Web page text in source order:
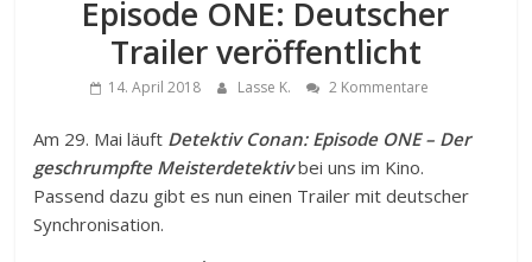
Episode ONE: Deutscher
Trailer veröffentlicht
14. April 2018 Lasse K. 2 Kommentare
Am 29. Mai läuft Detektiv Conan: Episode ONE – Der
geschrumpfte Meisterdetektivbei uns im Kino.
Passend dazu gibt es nun einen Trailer mit deutscher
Synchronisation.